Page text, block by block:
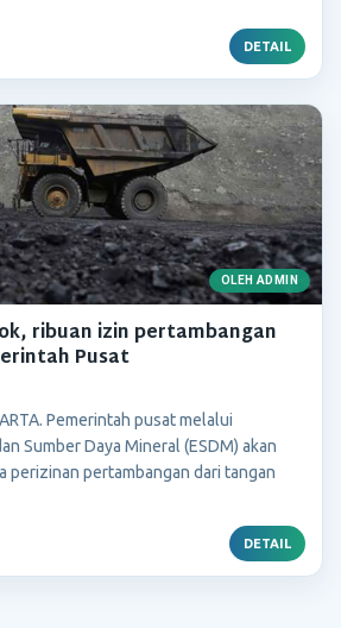
DETAIL
OLEH ADMIN
ribuan izin pertambangan
Pusat
Pemerintah pusat melalui
Sumber Daya Mineral (ESDM) akan
perizinan pertambangan dari tangan
DETAIL